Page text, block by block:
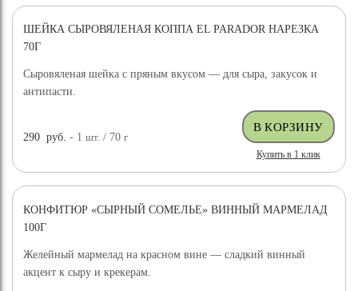
ШЕЙКА СЫРОВЯЛЕНАЯ КОППА EL PARADOR НАРЕЗКА
70Г
Сыровяленая шейка с пряным вкусом — для сыра, закусок и
антипасти.
290 руб. - 1шт. / 70г
Купить в 1 клик
КОНФИТЮР «СЫРНЫЙ СОМЕЛЬЕ» ВИННЫЙ МАРМЕЛАД
100Г
Желейный мармелад на красном вине — сладкий винный
акцент к сыру и крекерам.